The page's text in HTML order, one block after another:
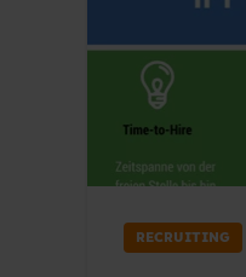
RECRUITING